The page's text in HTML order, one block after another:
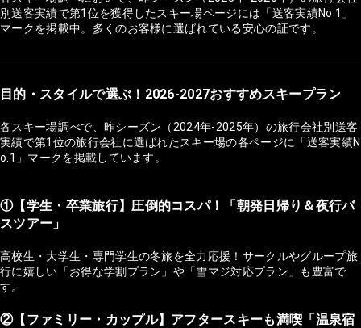
別送客実績で第1位を獲得したスキー場ページには「送客実績No.1」
マークを掲載中。多くのお客様に選ばれている安心の証です。
目的・スタイルで選ぶ！2026-2027おすすめスキープラン
各スキー場調べで、昨シーズン（2024年-2025年）の旅行会社別送客
実績で第1位の旅行会社に選ばれたスキー場の各ページに「送客実績N
o.1」マークを掲載しています。
①【学生・卒業旅行】圧倒的コスパ！「朝発日帰り＆夜行バ
スツアー」
高校生・大学生・専門学生の冬旅を全力応援！サークルやグループ旅
行に嬉しい「お得な学割プラン」や「雪マジ対応プラン」も豊富で
す。
②【ファミリー・カップル】アフタースキーも満喫「温泉宿